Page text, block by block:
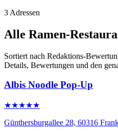
3 Adressen
Alle Ramen-
Sortiert nach Redaktions-
Details, Bewertungen und den
Albis Noodle Pop-Up
★★★★★
Günthersburgallee 28, 60316